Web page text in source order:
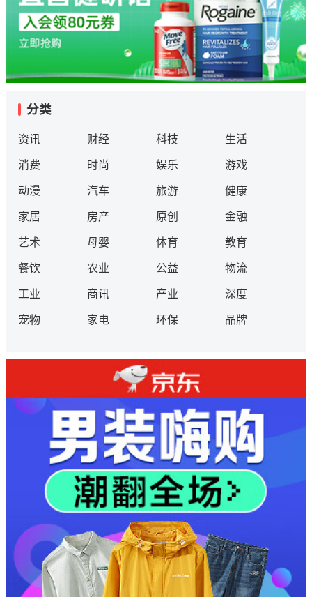
分类
资讯 财经 科技 生活
消费 时尚 娱乐 游戏
动漫 汽车 旅游 健康
家居 房产 原创 金融
艺术 母婴 体育 教育
餐饮 农业 公益 物流
工业 商讯 产业 深度